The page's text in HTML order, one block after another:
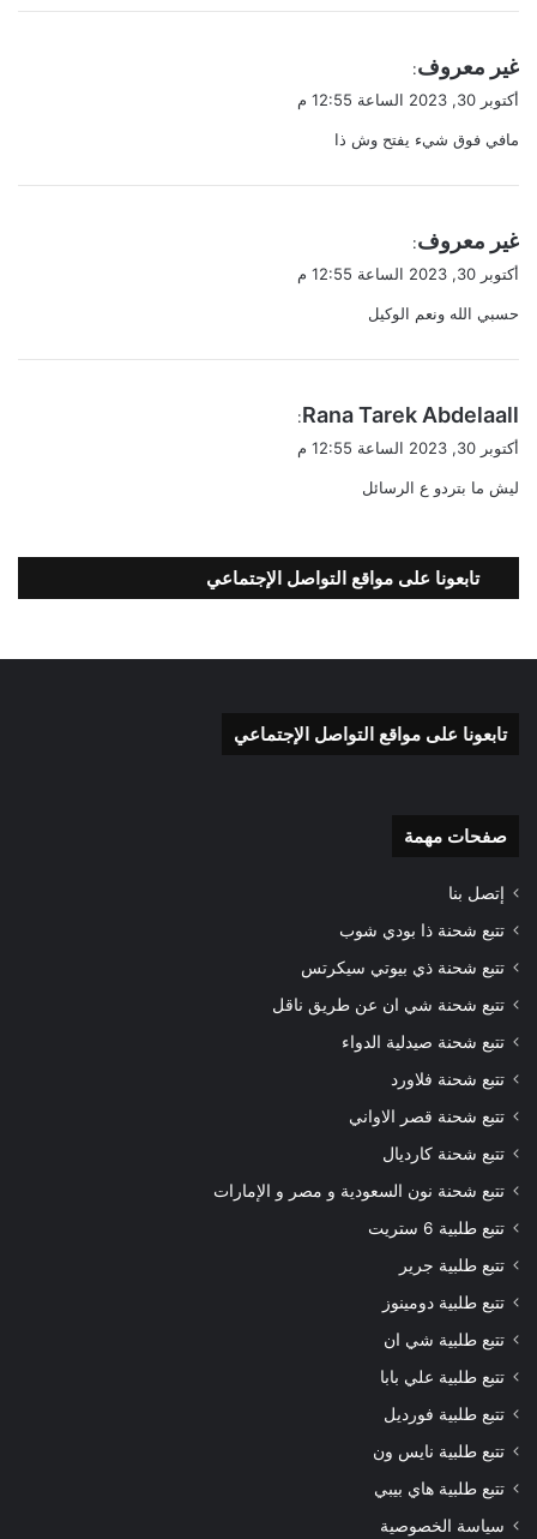
ي
ق
ل
غير معروف:
أكتوبر 30, 2023 الساعة 12:55 م
مافي فوق شيء يفتح وش ذا
ي
ق
ل
غير معروف:
أكتوبر 30, 2023 الساعة 12:55 م
حسبي الله ونعم الوكيل
ي
ق
ل
Rana Tarek Abdelaall
:
أكتوبر 30, 2023 الساعة 12:55 م
ليش ما بتردو ع الرسائل
تابعونا على مواقع التواصل الإجتماعي
تابعونا على مواقع التواصل الإجتماعي
صفحات مهمة
إتصل بنا
تتبع شحنة ذا بودي شوب
تتبع شحنة ذي بيوتي سيكرتس
تتبع شحنة شي ان عن طريق ناقل
تتبع شحنة صيدلية الدواء
تتبع شحنة فلاورد
تتبع شحنة قصر الاواني
تتبع شحنة كارديال
تتبع شحنة نون السعودية و مصر و الإمارات
تتبع طلبية 6 ستريت
تتبع طلبية جرير
تتبع طلبية دومينوز
تتبع طلبية شي ان
تتبع طلبية علي بابا
تتبع طلبية فورديل
تتبع طلبية نايس ون
تتبع طلبية هاي بيبي
سياسة الخصوصية